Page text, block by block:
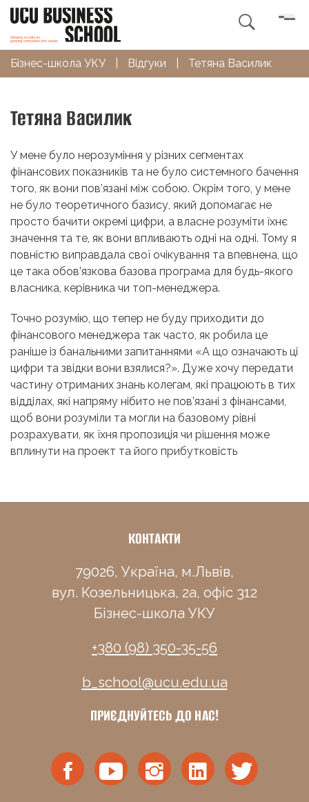

Бізнес-школа УКУ Відгуки Тетяна Василик
Тетяна Василик
У мене було нерозуміння у різних сегментах
фінансових показників та не було системного бачення
того, як вони пов’язані між собою. Окрім того, у мене
не було теоретичного базису, який допомагає не
просто бачити окремі цифри, а власне розуміти їхнє
значення та те, як вони впливають одні на одні. Тому я
повністю виправдала свої очікування та впевнена, що
це така обов’язкова базова програма для будь-якого
власника, керівника чи топ-менеджера.
Точно розумію, що тепер не буду приходити до
фінансового менеджера так часто, як робила це
раніше із банальними запитаннями «А що означають ці
цифри та звідки вони взялися?». Дуже хочу передати
частину отриманих знань колегам, які працюють в тих
відділах, які напряму нібито не пов’язані з фінансами,
щоб вони розуміли та могли на базовому рівні
розрахувати, як їхня пропозиція чи рішення може
вплинути на проект та його прибутковість
КОНТАКТИ
79026, Україна, м.Львів,
вул. Козельницька, 2а, офіс 312
Бізнес-школа УКУ
+380 (98) 350-35-56
b_school@ucu.edu.ua
ПРИЄДНУЙТЕСЬ ДО НАС!